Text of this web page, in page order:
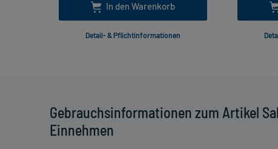
Gebrauchsinformationen zum Artikel
Einnehmen
In den Warenkorb
Detail- & Pflichtinformationen